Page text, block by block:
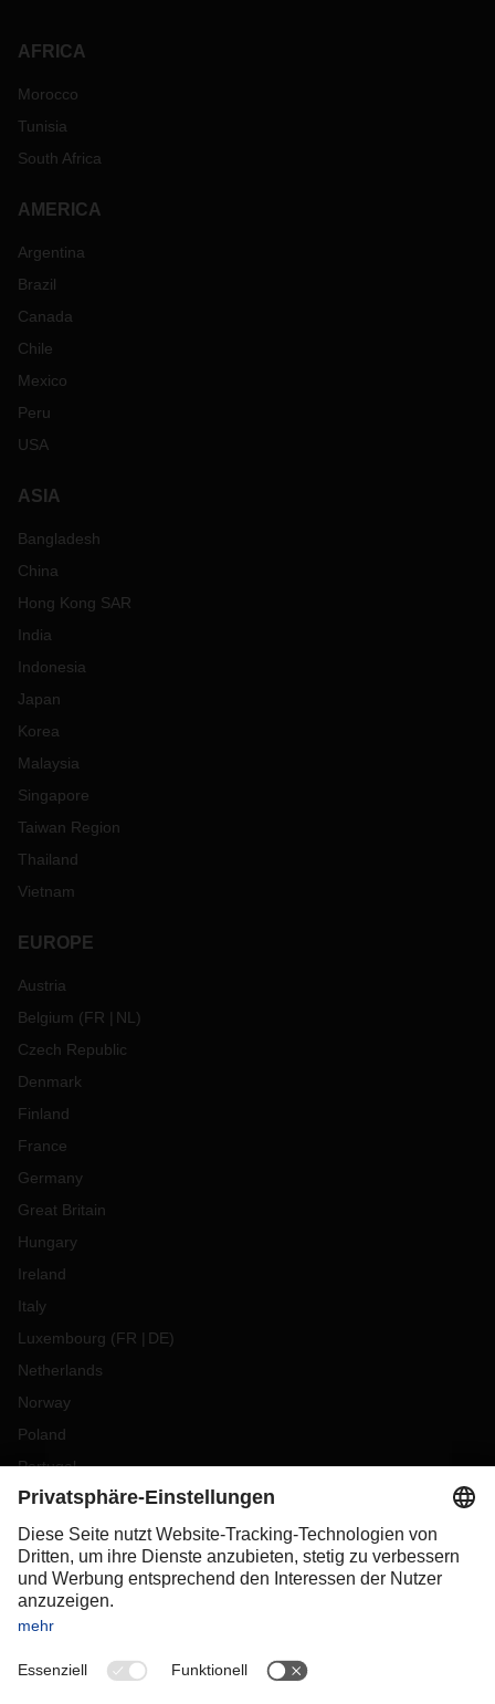
AFRICA
Morocco
Tunisia
South Africa
AMERICA
Argentina
Brazil
Canada
Chile
Mexico
Peru
USA
ASIA
Bangladesh
China
Hong Kong SAR
India
Indonesia
Japan
Korea
Malaysia
Singapore
Taiwan Region
Thailand
Vietnam
EUROPE
Austria
Belgium (FR NL )
Czech Republic
Denmark
Finland
France
Germany
Great Britain
Hungary
Ireland
Italy
Luxembourg (FR DE)
Netherlands
Norway
Poland
Portugal
Romania
Slovakia
Spain
Sweden
Switzerland